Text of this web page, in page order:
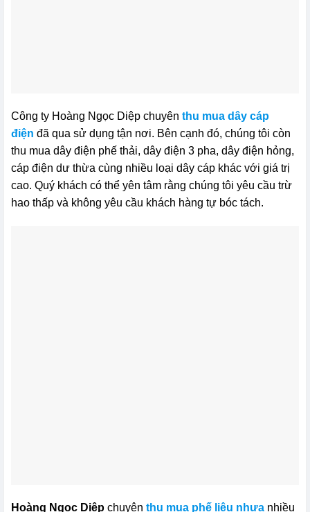
Công ty Hoàng Ngọc Diệp chuyên thu mua dây cáp
điện đã qua sử dụng tận nơi. Bên cạnh đó, chúng tôi còn
thu mua dây điện phế thải, dây điện 3 pha, dây điện hỏng,
cáp điện dư thừa cùng nhiều loại dây cáp khác với giá trị
cao. Quý khách có thể yên tâm rằng chúng tôi yêu cầu trừ
hao thấp và không yêu cầu khách hàng tự bóc tách.
Hoàng Ngọc Diệpchuyên thu mua phế liệu nhựanhiều